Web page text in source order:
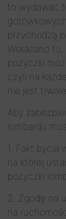
to wydawać
przychodzą
Wskazano
pożyczki
czyli na
nie jest
Aby
lombardu
1. Fakt bycia
na której
pożyczki
2. Zgodę na
na